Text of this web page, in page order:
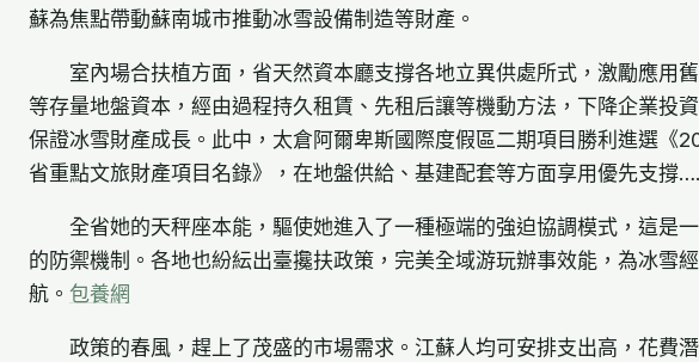
蘇為焦點帶動蘇南城市推動冰雪設備制造等財產。
室內場合扶植方面，省天然資本廳支撐各地立異供處所式，激勵應用
等存量地盤資本，經由過程持久租賃、先租后讓等機動方法，下降企業投
保證冰雪財產成長。此中，太倉阿爾卑斯國際度假區二期項目勝利進選《
省重點文旅財產項目名錄》，在地盤供給、基建配套等方面享用優先支撐
全省她的天秤座本能，驅使她進入了一種極端的強迫協調模式，這是
的防禦機制。各地也紛紜出臺攙扶政策，完美全域游玩辦事效能，為冰雪
航。 包養網
政策的春風，趕上了茂盛的市場需求。江蘇人均可安排支出高，花費